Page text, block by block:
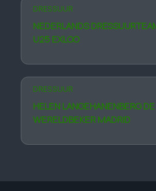
DRESSUUR
NEDERLANDS
U25 EXLOO
DRESSUUR
HELEN LANGE­HANEN­BERG
WERELDBEKER MADRID